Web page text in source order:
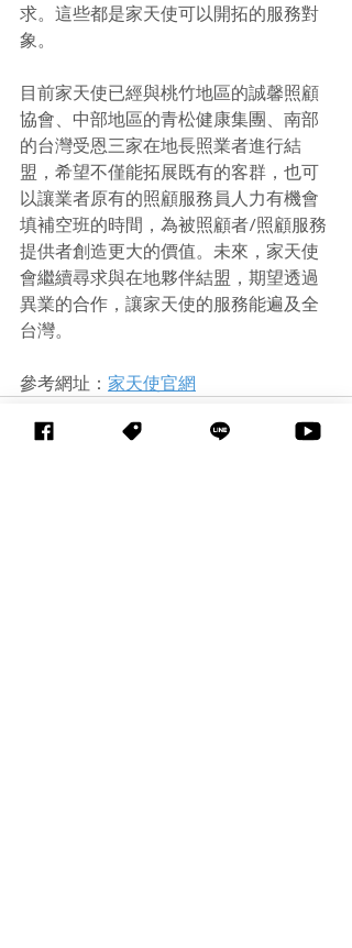
求。這些都是家天使可以開拓的服務對
象。
目前家天使已經與桃竹地區的誠馨照顧
協會、中部地區的青松健康集團、南部
的台灣受恩三家在地長照業者進行結
盟，希望不僅能拓展既有的客群，也可
以讓業者原有的照顧服務員人力有機會
填補空班的時間，為被照顧者/照顧服務
提供者創造更大的價值。未來，家天使
會繼續尋求與在地夥伴結盟，期望透過
異業的合作，讓家天使的服務能遍及全
台灣。
參考網址： 家天使官網